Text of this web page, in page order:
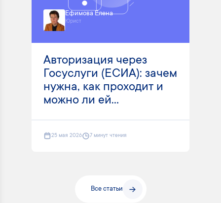
Ефимова Елена
Юрист
Авторизация через
Госуслуги (ЕСИА): зачем
нужна, как проходит и
можно ли ей...
25 мая 2026 7 минут чтения
Все статьи